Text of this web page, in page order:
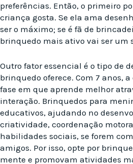
preferências. Então, o primeiro
criança gosta. Se ela ama
ser o máximo; se é fã de
brinquedo mais ativo vai ser um
Outro fator essencial é o tipo de
brinquedo oferece. Com 7 anos,
fase em que aprende melhor
interação. Brinquedos para
educativos, ajudando no
criatividade, coordenação
habilidades sociais, se forem
amigos. Por isso, opte por
mente e promovam atividades